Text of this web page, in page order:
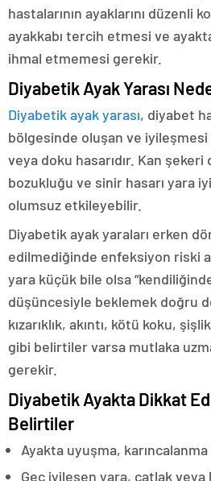
hastalarının ayaklarını düzenli
ayakkabı tercih etmesi ve
ihmal etmemesi gerekir.
Diyabetik Ayak Yarası
Diyabetik ayak yarası, diyabet
bölgesinde oluşan ve iyileşmesi
veya doku hasarıdır. Kan şekeri
bozukluğu ve sinir hasarı yara
olumsuz etkileyebilir.
Diyabetik ayak yaraları erken
edilmediğinde enfeksiyon riski
yara küçük bile olsa
düşüncesiyle beklemek doğru
kızarıklık, akıntı, kötü koku,
gibi belirtiler varsa mutlaka
gerekir.
Diyabetik Ayakta Dikkat
Belirtiler
Ayakta uyuşma, karıncalanma
Geç iyileşen yara, çatlak veya